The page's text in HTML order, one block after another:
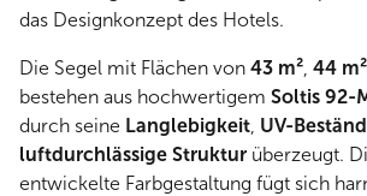
das Designkonzept des Hotels.
Die Segel mit Flächen von 43 m², 44 m²
bestehen aus hochwertigem Soltis 92-
durch seine Langlebigkeit, UV-
luftdurchlässige Struktur überzeugt.
entwickelte Farbgestaltung fügt sich